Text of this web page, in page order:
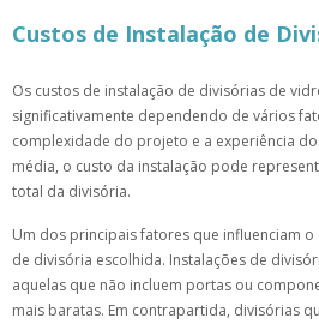
Custos de Instalação de
Os custos de instalação de divisórias de
significativamente dependendo de vários
complexidade do projeto e a experiência
média, o custo da instalação pode
total da divisória.
Um dos principais fatores que influenciam
de divisória escolhida. Instalações de
aquelas que não incluem portas ou
mais baratas. Em contrapartida, divisórias